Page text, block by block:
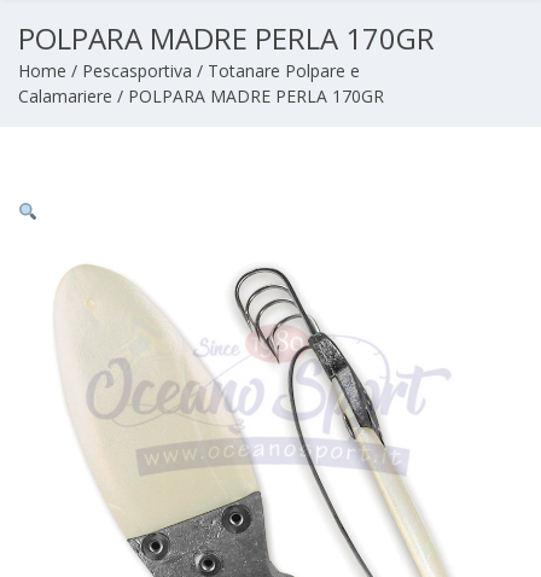
POLPARA MADRE PERLA 170GR
Home / Pescasportiva / Totanare Polpare e
Calamariere / POLPARA MADRE PERLA 170GR